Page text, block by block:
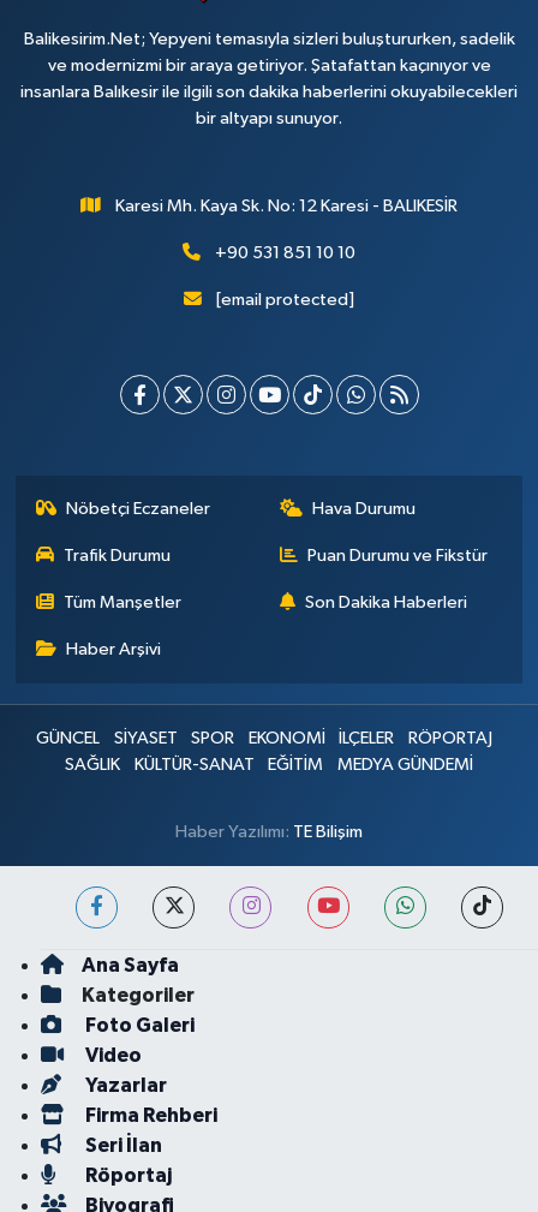
Balikesirim.Net; Yepyeni temasıyla sizleri buluştururken, sadelik
ve modernizmi bir araya getiriyor. Şatafattan kaçınıyor ve
insanlara Balıkesir ile ilgili son dakika haberlerini okuyabilecekleri
bir altyapı sunuyor.
Karesi Mh. Kaya Sk. No: 12 Karesi - BALIKESİR
+90 531 851 10 10
[email protected]
Nöbetçi Eczaneler Hava Durumu
Trafik Durumu Puan Durumu ve Fikstür
Tüm Manşetler Son Dakika Haberleri
Haber Arşivi
GÜNCEL SİYASET SPOR EKONOMİ İLÇELER
RÖPORTAJ
SAĞLIK
KÜLTÜR-SANAT EĞİTİM MEDYA GÜNDEMİ
Haber Yazılımı: TE Bilişim
Ana Sayfa
Kategoriler
Foto Galeri
Video
Yazarlar
Firma Rehberi
Seri İlan
Röportaj
Biyografi